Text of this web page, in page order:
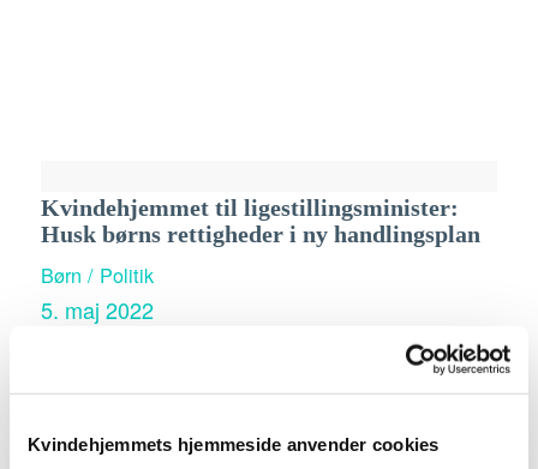
Kvindehjemmets hjemmeside anvender cookies
Kvindehjemmet til ligestillingsminister:
Husk børns rettigheder i ny handlingsplan
Børn / Politik
5. maj 2022
handlingsplan, der skal forebygge og bekæmpe vold
ligestillingsministeren tirsdag Kvindehjemmet for at